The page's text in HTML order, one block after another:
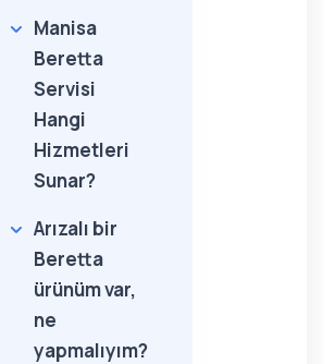
Manisa
Beretta
Servisi
Hangi
Hizmetleri
Sunar?
Arızalı bir
Beretta
ürünüm var,
ne
yapmalıyım?